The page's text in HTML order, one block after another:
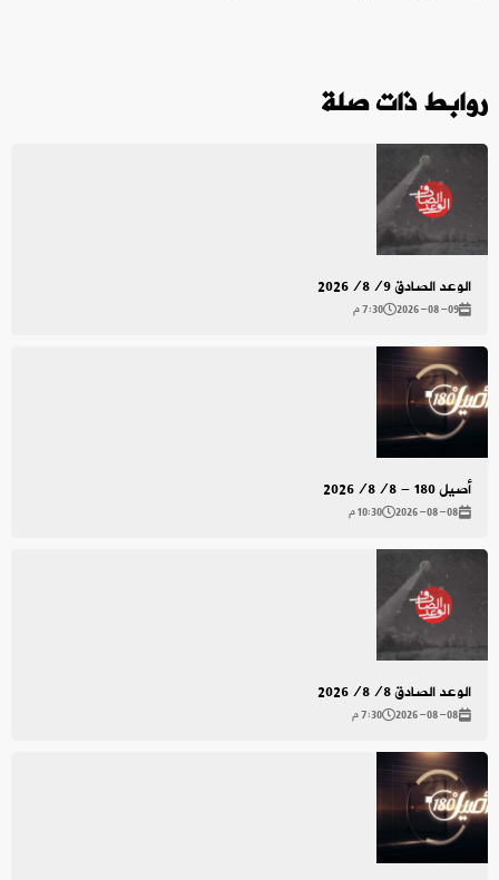
روابط ذات صلة
الوعد الصادق 2026/8/9
2026-08-09 7:30 م
أصيل 180 - 2026/8/8
2026-08-08 10:30 م
الوعد الصادق 2026/8/8
2026-08-08 7:30 م